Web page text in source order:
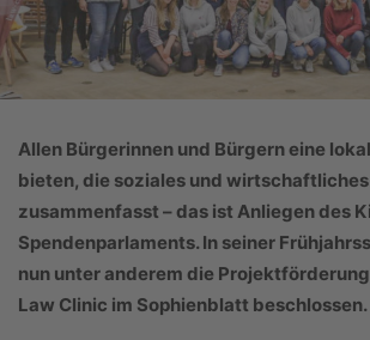
Allen Bürgerinnen und Bürgern eine
bieten, die soziales und
zusammenfasst – das ist Anliegen des
Spendenparlaments. In seiner
nun unter anderem die
Law Clinic im Sophienblatt beschlossen.